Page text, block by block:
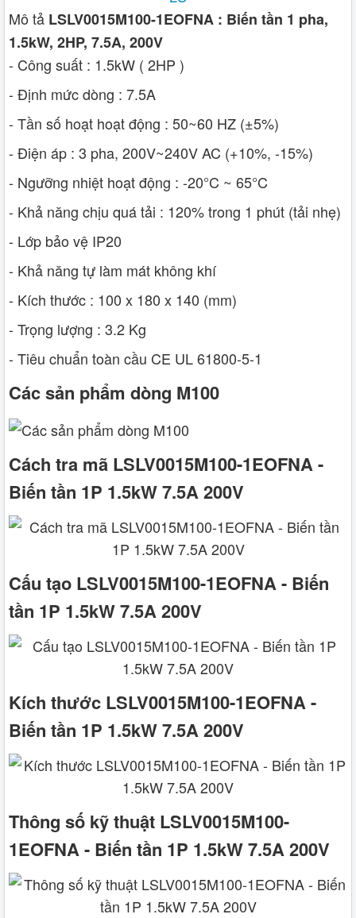
Mô tả LSLV0015M100-1EOFNA : Biến tần 1 pha,
1.5kW, 2HP, 7.5A, 200V
- Công suất : 1.5kW ( 2HP )
- Định mức dòng : 7.5A
- Tần số hoạt hoạt động : 50~60 HZ (±5%)
- Điện áp : 3 pha, 200V~240V AC (+10%, -15%)
- Ngưỡng nhiệt hoạt động : -20°C ~ 65°C
- Khả năng chịu quá tải : 120% trong 1 phút (tải nhẹ)
- Lớp bảo vệ IP20
- Khả năng tự làm mát không khí
- Kích thước : 100 x 180 x 140 (mm)
- Trọng lượng : 3.2 Kg
- Tiêu chuẩn toàn cầu CE UL 61800-5-1
Các sản phẩm dòng M100
Cách tra mã LSLV0015M100-1EOFNA -
Biến tần 1P 1.5kW 7.5A 200V
Cấu tạo LSLV0015M100-1EOFNA - Biến
tần 1P 1.5kW 7.5A 200V
Kích thước LSLV0015M100-1EOFNA -
Biến tần 1P 1.5kW 7.5A 200V
Thông số kỹ thuật LSLV0015M100-
1EOFNA - Biến tần 1P 1.5kW 7.5A 200V